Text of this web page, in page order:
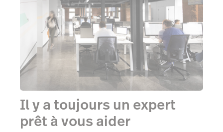
Il y a toujours un expert
prêt à vous aider